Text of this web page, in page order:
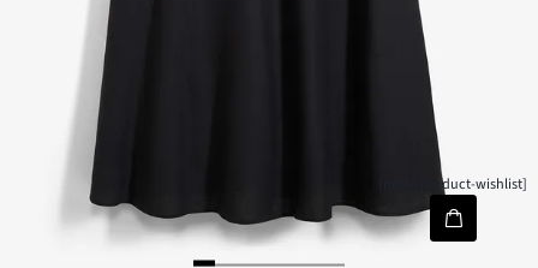
[node-product-wishlist]